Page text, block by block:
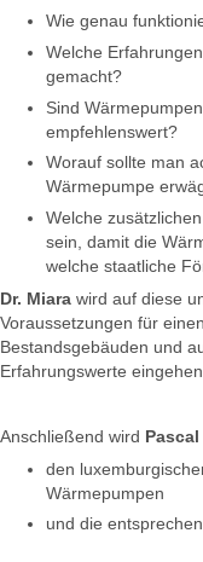
Wie genau
Welche
gemacht?
Sind
empfehlenswert?
Worauf sollte man
Wärmepumpe
Welche
sein, damit die
welche staatliche
Dr. Miara wird auf diese
Voraussetzungen für
Bestandsgebäuden und
Erfahrungswerte eingehen.
Anschließend wird Pascal
den
Wärmepumpen
und die